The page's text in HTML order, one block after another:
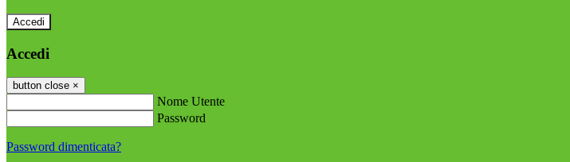
Accedi
Accedi
button close ×
Nome Utente
Password
Password dimenticata?